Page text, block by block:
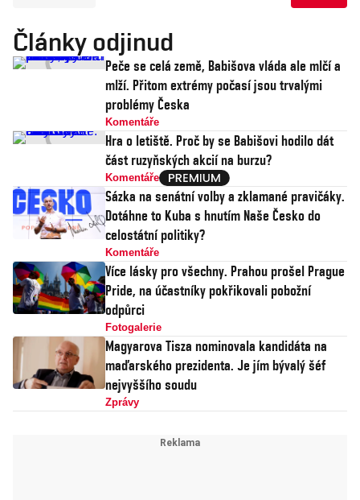
Články odjinud
Peče se celá země, Babišova vláda ale mlčí a
mlží. Přitom extrémy počasí jsou trvalými
problémy Česka
Komentáře
Hra o letiště. Proč by se Babišovi hodilo dát
část ruzyňských akcií na burzu?
Komentáře
Sázka na senátní volby a zklamané pravičáky.
Dotáhne to Kuba s hnutím Naše Česko do
celostátní politiky?
Komentáře
Více lásky pro všechny. Prahou prošel Prague
Pride, na účastníky pokřikovali pobožní
odpůrci
Fotogalerie
Magyarova Tisza nominovala kandidáta na
maďarského prezidenta. Je jím bývalý šéf
nejvyššího soudu
Zprávy